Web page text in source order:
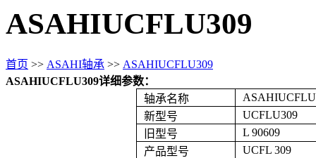
ASAHIUCFLU309
首页 >> ASAHI轴承 >> ASAHIUCFLU309
ASAHIUCFLU309详细参数：
轴承名称
新型号
UCFLU309
旧型号
L 90609
产品型号
UCFL 309